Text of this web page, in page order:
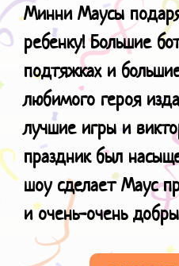
Минни Маусы
ребенку! Большие
подтяжках и
любимого героя
лучшие игры и
праздник был
шоу сделает Маус
иочень-очень